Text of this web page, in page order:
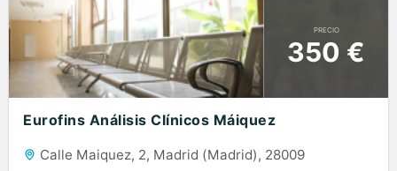
PRECIO
350 €
Eurofins Análisis Clínicos Máiquez
Calle Maiquez, 2, Madrid (Madrid), 28009